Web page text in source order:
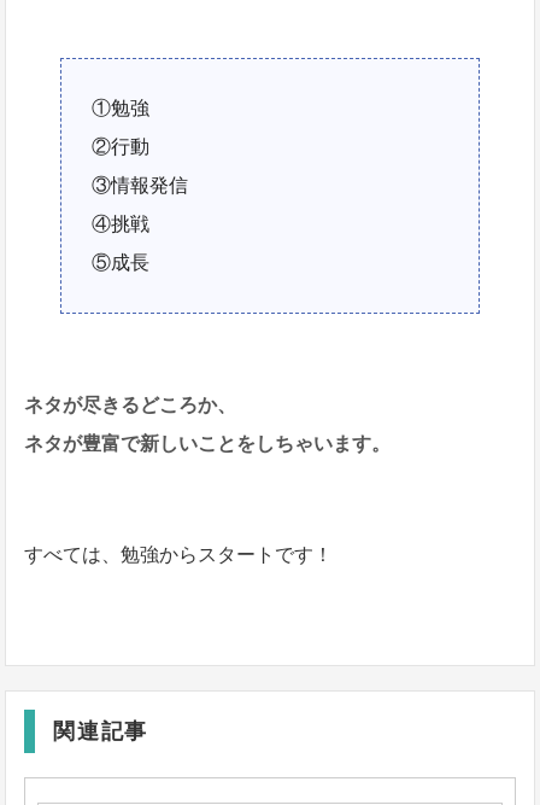
①勉強
②行動
③情報発信
④挑戦
⑤成長
ネタが尽きるどころか、
ネタが豊富で新しいことをしちゃいます。
すべては、勉強からスタートです！
関連記事